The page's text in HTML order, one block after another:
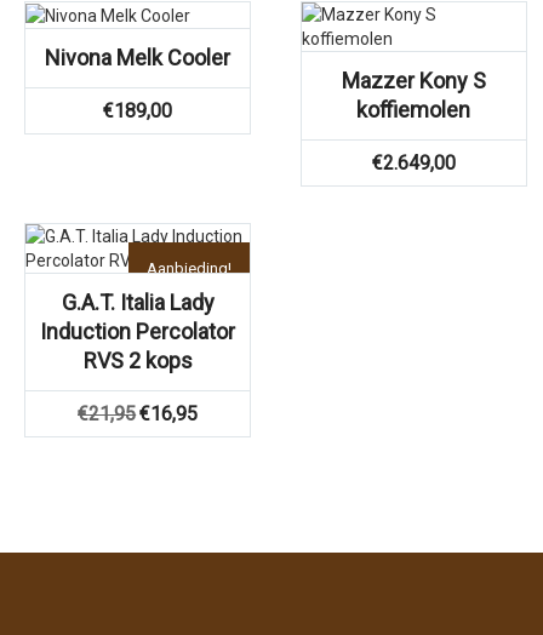
Nivona Melk Cooler
€189,00
Mazzer Kony S
koffiemolen
€2.649,00
Aanbieding!
G.A.T. Italia Lady
Induction Percolator
RVS 2 kops
€21,95 Oorspronkelijke
prijs
€16,95Huidige